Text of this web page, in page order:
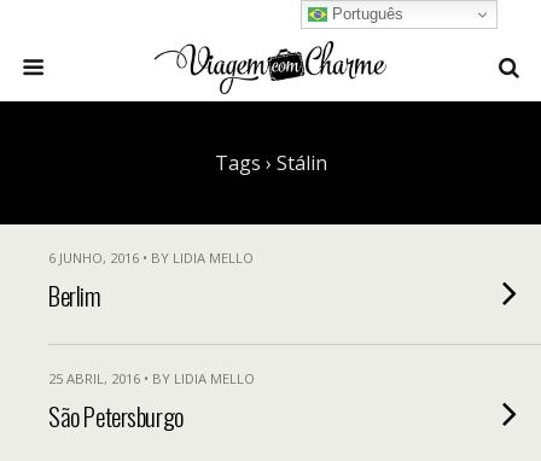
Tags › Stálin
6 JUNHO, 2016 • BY LIDIA MELLO
Berlim
25 ABRIL, 2016 • BY LIDIA MELLO
São Petersburgo
Português